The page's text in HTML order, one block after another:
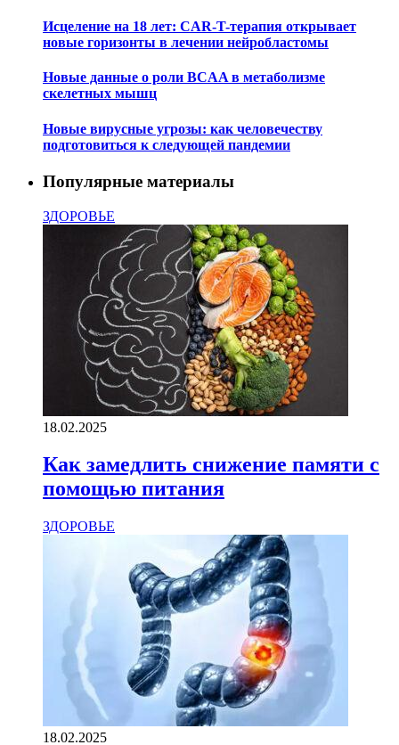
Исцеление на 18 лет: CAR-T-терапия открывает
новые горизонты в лечении нейробластомы
Новые данные о роли BCAA в метаболизме
скелетных мышц
Новые вирусные угрозы: как человечеству
подготовиться к следующей пандемии
Популярные материалы
ЗДОРОВЬЕ
18.02.2025
Как замедлить снижение памяти с
помощью питания
ЗДОРОВЬЕ
18.02.2025